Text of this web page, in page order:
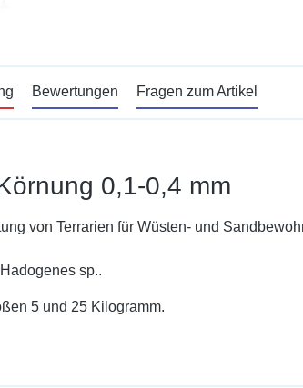
Bewertungen Fragen zum Artikel
0,1-0,4 mm
von Terrarien für Wüsten- und
sp..
5 und 25 Kilogramm.